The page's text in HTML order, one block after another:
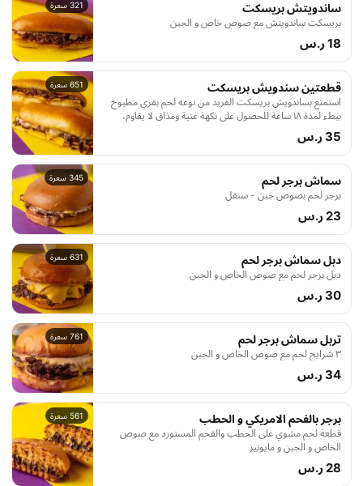
321 سعرة ساندويتش بريسكت
بريسكت ساندويتش مع صوص خاص و الجبن
18 ر.س
651 سعرة قطعتين سندويش بريسكت
استمتع بساندويش بريسكت الفريد من نوعه لحم بقري مطبوخ
ببطء لمدة ١٨ ساعة للحصول على نكهة غنية ومذاق لا يقاوم،
يقدم في خبز بريوش محمص بالزبدة مع جبن وصلصة خاصة
تكمل هذه التجربة المميزة، قطعتين من هذا الساندويش اللذيذ
35 ر.س
345 سعرة سماش برجر لحم
برجر لحم بصوص جبن - سنقل
23 ر.س
631 سعرة دبل سماش برجر لحم
دبل برجر لحم مع صوص الخاص و الجبن
30 ر.س
761 سعرة تربل سماش برجر لحم
٣ شرايح لحم مع صوص الخاص و الجبن
34 ر.س
561 سعرة برجر بالفحم الامريكي و الحطب
قطعة لحم مشوي على الحطب والفحم المستورد مع صوص
الخاص و الجبن و مايونيز
28 ر.س